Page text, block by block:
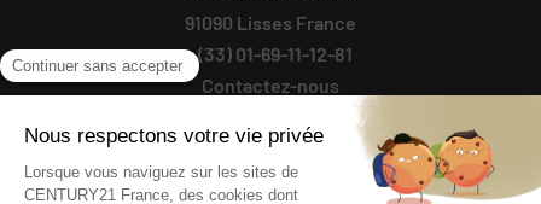
91090 Lisses France
+(33) 01-69-11-12-81
Contactez-nous
Suivez-Nous